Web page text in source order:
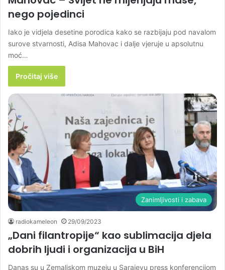
nego pojedinci
Iako je vidjela desetine porodica kako se razbijaju pod navalom
surove stvarnosti, Adisa Mahovac i dalje vjeruje u apsolutnu
moć…
Pročitaj više
Zanimljivosti i zabava
radiokameleon 29/09/2023
„Dani filantropije“ kao sublimacija djela
dobrih ljudi i organizacija u BiH
Danas su u Zemaljskom muzeju u Sarajevu press konferencijom